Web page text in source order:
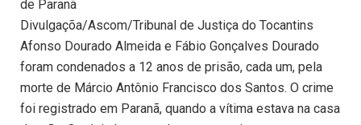
de Paranã
Divulgaçõa/Ascom/Tribunal de Justiça do Tocantins
Afonso Dourado Almeida e Fábio Gonçalves Dourado
foram condenados a 12 anos de prisão, cada um, pela
morte de Márcio Antônio Francisco dos Santos. O crime
foi registrado em Paranã, quando a vítima estava na casa